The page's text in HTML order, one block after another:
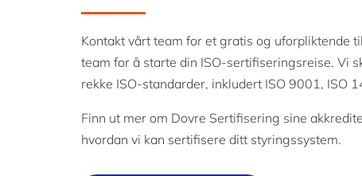
Kontakt vårt team for et gratis og uforpliktende
team for å starte din ISO-sertifiseringsreise. Vi
rekke ISO-standarder, inkludert ISO 9001, ISO
Finn ut mer om Dovre Sertifisering sine
hvordan vi kan sertifisere ditt styringssystem.